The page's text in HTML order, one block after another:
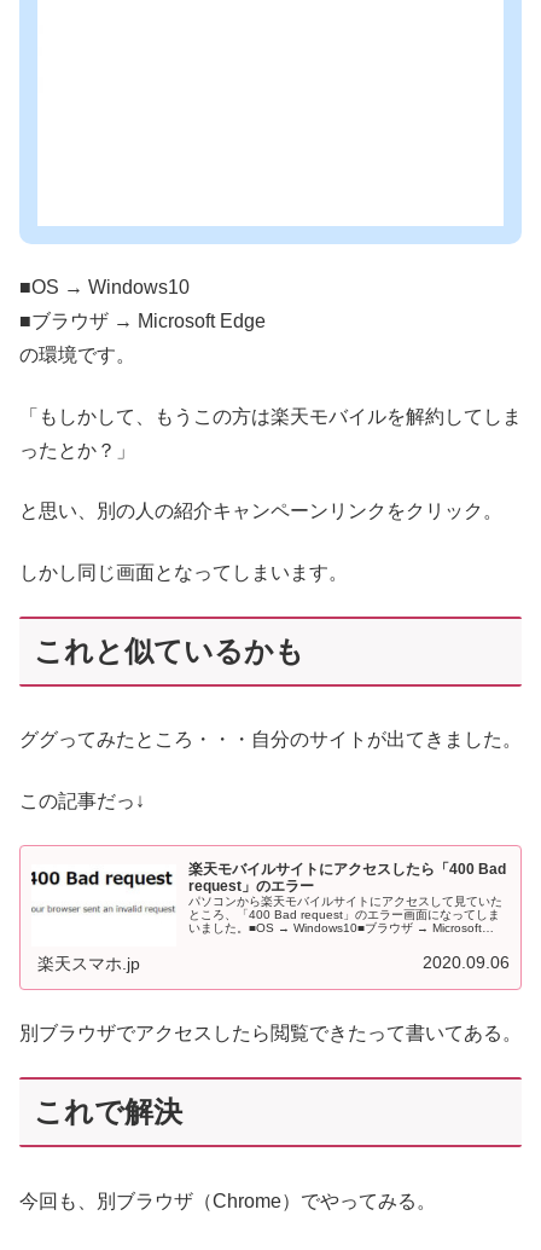
■OS → Windows10
■ブラウザ → Microsoft Edge
の環境です。
「もしかして、もうこの方は楽天モバイルを解約してしま
ったとか？」
と思い、別の人の紹介キャンペーンリンクをクリック。
しかし同じ画面となってしまいます。
これと似ているかも
ググってみたところ・・・自分のサイトが出てきました。
この記事だっ↓
楽天モバイルサイトにアクセスしたら「400 Bad
request」のエラー
パソコンから楽天モバイルサイトにアクセスして見ていた
ところ、「400 Bad request」のエラー画面になってしま
いました。■OS → Windows10■ブラウザ → Microsoft
楽天スマホ.jp 2020.09.06
別ブラウザでアクセスしたら閲覧できたって書いてある。
これで解決
今回も、別ブラウザ（Chrome）でやってみる。